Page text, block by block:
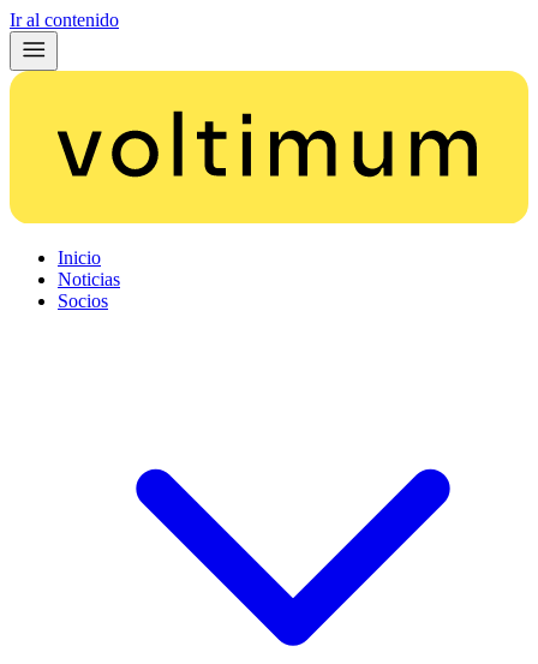
Ir al contenido
Inicio
Noticias
Socios